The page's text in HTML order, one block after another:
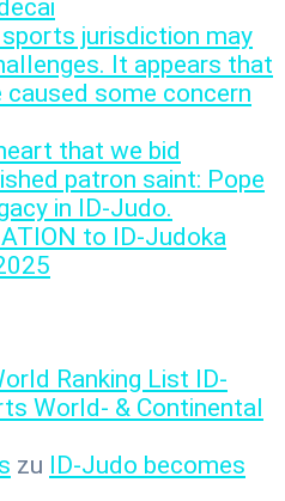
jurisdiction may
It appears that
caused some concern
that we bid
patron saint: Pope
in ID-Judo.
to ID-Judoka
Ranking List ID-
World- & Continental
zu ID-Judo becomes